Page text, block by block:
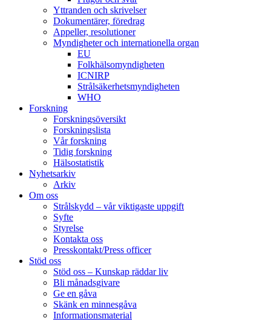
Yttranden och skrivelser
Dokumentärer, föredrag
Appeller, resolutioner
Myndigheter och internationella organ
EU
Folkhälsomyndigheten
ICNIRP
Strålsäkerhetsmyndigheten
WHO
Forskning
Forskningsöversikt
Forskningslista
Vår forskning
Tidig forskning
Hälsostatistik
Nyhetsarkiv
Arkiv
Om oss
Strålskydd – vår viktigaste uppgift
Syfte
Styrelse
Kontakta oss
Presskontakt/Press officer
Stöd oss
Stöd oss – Kunskap räddar liv
Bli månadsgivare
Ge en gåva
Skänk en minnesgåva
Informationsmaterial